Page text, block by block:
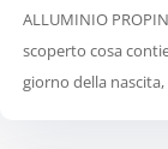
ALLUMINIO
scoperto cosa
giorno della nascita,